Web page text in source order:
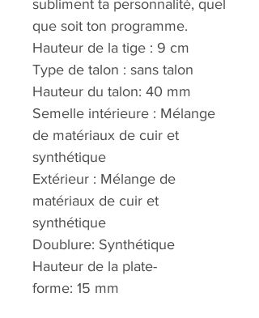
subliment ta personnalité, quel
que soit ton programme.
Hauteur de la tige : 9 cm
Type de talon : sans talon
Hauteur du talon: 40 mm
Semelle intérieure : Mélange
de matériaux de cuir et
synthétique
Extérieur : Mélange de
matériaux de cuir et
synthétique
Doublure: Synthétique
Hauteur de la plate-
forme: 15 mm